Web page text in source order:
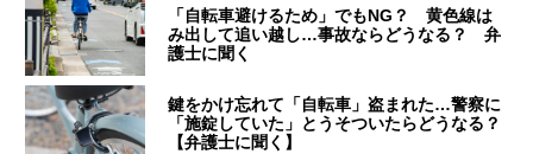
「自転車避けるため」でもNG？ 黄色線は
み出して追い越し…事故ならどうなる？ 弁
護士に聞く
鍵をかけ忘れて「自転車」盗まれた…警察に
「施錠していた」とうそついたらどうなる？
【弁護士に聞く】